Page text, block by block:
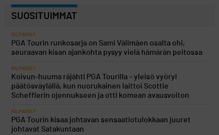
SUOSITUIMMAT
KILPAGOLF
PGA Tourin runkosarja on Sami Välimäen osalta ohi,
seuraavan kisan ajankohta pysyy vielä hämärän peitossa
KILPAGOLF
Koivun-huuma räjähti PGA Tourilla – yleisö vyöryi
päätösväylällä, kun nuorukainen laittoi Scottie
Schefflerin ojennukseen ja otti komean avausvoiton
KILPAGOLF
PGA Tourin kisaa johtavan sensaatiotulokkaan juuret
johtavat Satakuntaan